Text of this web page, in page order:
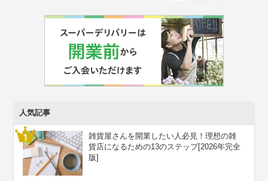
人気記事
雑貨屋さんを開業したい人必見！理想の雑
貨店になるための13のステップ[2026年完全
版]